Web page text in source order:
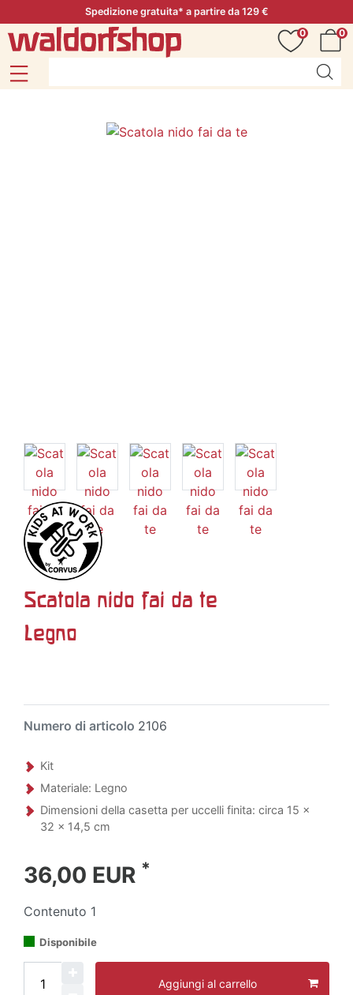
Spedizione gratuita* a partire da 129 €
0
0
Scatola nido fai da te
Legno
Numero di articolo 2106
Kit
Materiale: Legno
Dimensioni della casetta per uccelli finita: circa 15 x
32 x 14,5 cm
36,00 EUR *
Contenuto 1
Disponibile
Aggiungi al carrello